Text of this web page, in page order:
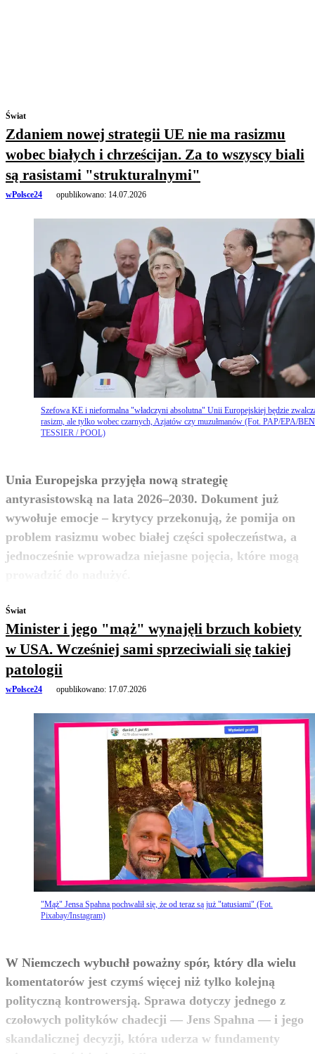
Świat
Zdaniem nowej strategii UE nie ma rasizmu
wobec białych i chrześcijan. Za to wszyscy biali
są rasistami "strukturalnymi"
wPolsce24 opublikowano: 14.07.2026
Szefowa KE i nieformalna "władczyni absolutna" Unii Europejskiej będzie
rasizm, ale tylko wobec czarnych, Azjatów czy muzułmanów (Fot. PAP/EPA/
TESSIER / POOL)
Unia Europejska przyjęła nową strategię
antyrasistowską na lata 2026–2030. Dokument już
wywołuje emocje – krytycy przekonują, że pomija on
problem rasizmu wobec białej części społeczeństwa, a
jednocześnie wprowadza niejasne pojęcia, które mogą
zobacz więcej
Świat
Minister i jego "mąż" wynajęli brzuch kobiety
w USA. Wcześniej sami sprzeciwiali się takiej
patologii
wPolsce24 opublikowano: 17.07.2026
"Mąż" Jensa Spahna pochwalił się, że od teraz są już "tatusiami" (Fot.
Pixabay/Instagram)
W Niemczech wybuchł poważny spór, który dla wielu
komentatorów jest czymś więcej niż tylko kolejną
polityczną kontrowersją. Sprawa dotyczy jednego z
czołowych polityków chadecji — Jens Spahna — i jego
skandalicznej decyzji, która uderza w fundamenty
zobacz więcej